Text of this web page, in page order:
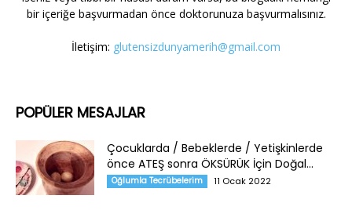
bir içeriğe başvurmadan önce doktorunuza başvurmalısınız.
İletişim: glutensizdunyamerih@gmail.com
POPÜLER MESAJLAR
Çocuklarda / Bebeklerde / Yetişkinlerde
önce ATEŞ sonra ÖKSÜRÜK İçin Doğal...
Oğlumla Tecrübelerim 11 Ocak 2022